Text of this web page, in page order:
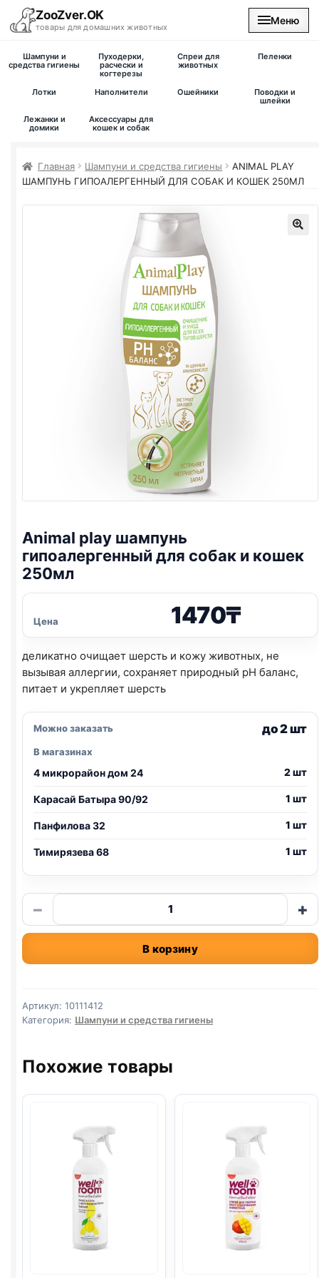
ZooZver.OK
товары для домашних животных
Меню
На главную
Вакансии
Шампуни и
средства гигиены
Пуходерки,
расчески и
когтерезы
Спреи для
животных
Пеленки
Лотки Наполнители Ошейники
Поводки и
шлейки
Лежанки и
домики
Аксессуары для
кошек и собак
Главная Шампуни и средства гигиены
ANIMAL PLAY
ШАМПУНЬ ГИПОАЛЕРГЕННЫЙ ДЛЯ СОБАК И КОШЕК 250МЛ
Animal play шампунь
гипоалергенный для собак и кошек
250мл
Цена 1470₸
деликатно очищает шерсть и кожу животных, не
вызывая аллергии, сохраняет природный pH баланс,
питает и укрепляет шерсть
Можно заказать до 2 шт
В магазинах
4 микрорайон дом 24 2 шт
Карасай Батыра 90/92 1 шт
Панфилова 32 1 шт
Тимирязева 68 1 шт
−
Количество
товара
Animal
шампунь
для
собак
250мл
+
В корзину
Артикул: 10111412
Категория: Шампуни и средства гигиены
Похожие товары